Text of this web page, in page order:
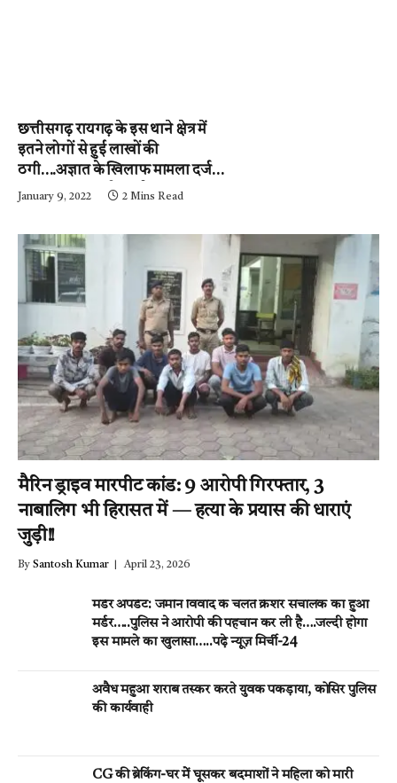
छत्तीसगढ़ रायगढ़ के इस थाने क्षेत्र में
इतने लोगों से हुई लाखों की
ठगी….अज्ञात के खिलाफ मामला दर्ज,
पुलिस जुटी जांच में….पढ़े न्यूज़
January 9, 2022 2 Mins Read
मैरिन ड्राइव मारपीट कांड: 9 आरोपी गिरफ्तार, 3
नाबालिग भी हिरासत में — हत्या के प्रयास की धाराएं
जुड़ी!!
By Santosh Kumar April 23, 2026
मर्डर अपडेट: जमीन विवाद के चलते क्रेशर संचालक का हुआ
मर्डर…..पुलिस ने आरोपी की पहचान कर ली है….जल्दी होगा
इस मामले का खुलासा…..पढ़े न्यूज़ मिर्ची-24
अवैध महुआ शराब तस्कर करते युवक पकड़ाया, कोसिर पुलिस
की कार्यवाही
CG की ब्रेकिंग-घर मेें घूसकर बदमाशों ने महिला को मारी